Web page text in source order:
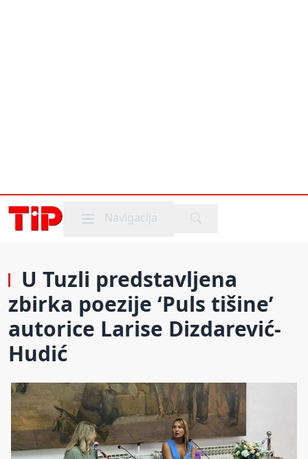
Mobile menu
Navigacija
U Tuzli predstavljena
zbirka poezije ‘Puls tišine’
autorice Larise Dizdarević-
Hudić